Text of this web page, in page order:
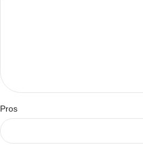
Pros